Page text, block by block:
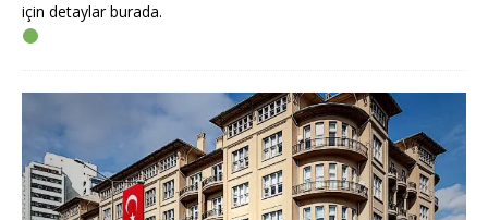
için detaylar burada.